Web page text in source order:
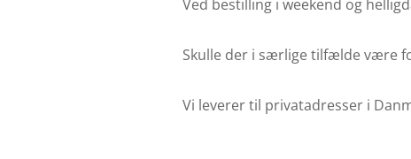
Ved bestilling i weekend og
Skulle der i særlige tilfælde være
Vi leverer til privatadresser i